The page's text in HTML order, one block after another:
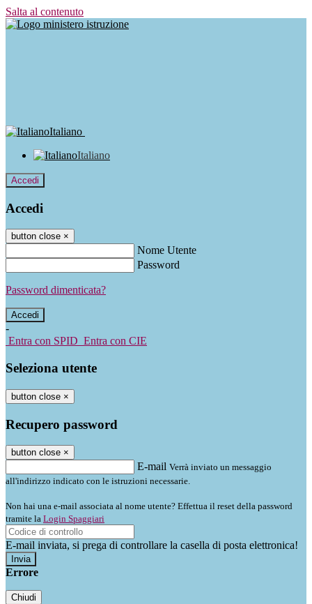
Salta al contenuto
Italiano
Italiano
Accedi
Accedi
button close ×
Nome Utente
Password
Password dimenticata?
-
Entra con SPID Entra con CIE
Seleziona utente
button close ×
Recupero password
button close ×
E-mail Verrà inviato un messaggio
all'indirizzo indicato con le istruzioni necessarie.
Non hai una e-mail associata al nome utente? Effettua il reset della password
tramite la Login Spaggiari
E-mail inviata, si prega di controllare la casella di posta elettronica!
Errore
Chiudi